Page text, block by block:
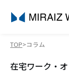
TOP コラム
在宅ワーク・